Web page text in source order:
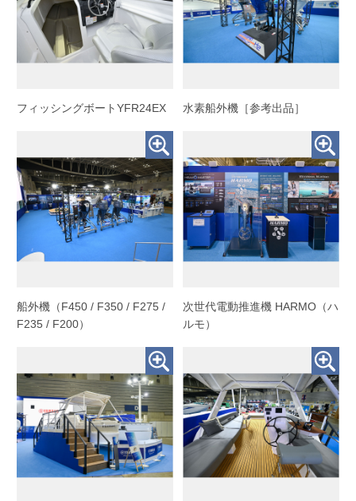
フィッシングボートYFR24EX 水素船外機［参考出品］
船外機（F450 / F350 / F275 /
F235 / F200）
次世代電動推進機 HARMO（ハ
ルモ）